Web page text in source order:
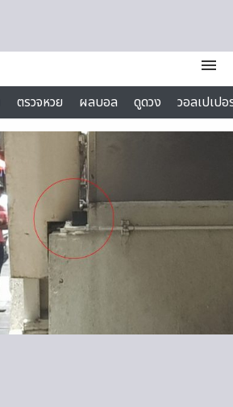
menu
ตรวจหวย ผลบอล ดูดวง
วอลเปเป